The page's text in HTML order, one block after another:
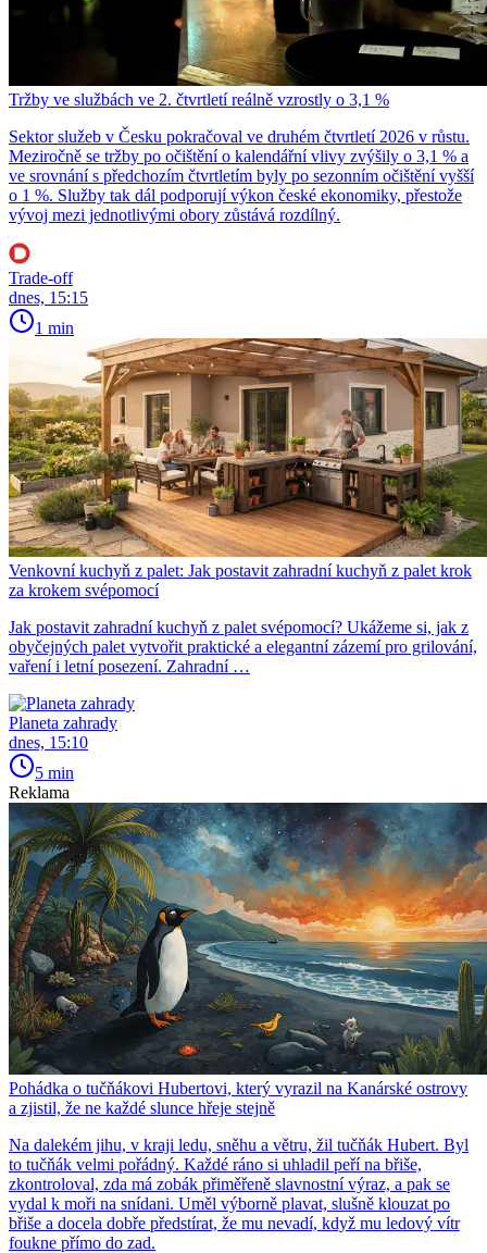
Tržby ve službách ve 2. čtvrtletí reálně vzrostly o 3,1 %
Sektor služeb v Česku pokračoval ve druhém čtvrtletí 2026 v růstu.
Meziročně se tržby po očištění o kalendářní vlivy zvýšily o 3,1 % a
ve srovnání s předchozím čtvrtletím byly po sezonním očištění vyšší
o 1 %. Služby tak dál podporují výkon české ekonomiky, přestože
vývoj mezi jednotlivými obory zůstává rozdílný.
Trade-off
dnes, 15:15
1 min
Venkovní kuchyň z palet: Jak postavit zahradní kuchyň z palet krok
za krokem svépomocí
Jak postavit zahradní kuchyň z palet svépomocí? Ukážeme si, jak z
obyčejných palet vytvořit praktické a elegantní zázemí pro grilování,
vaření i letní posezení. Zahradní …
Planeta zahrady
dnes, 15:10
5 min
Reklama
Pohádka o tučňákovi Hubertovi, který vyrazil na Kanárské ostrovy
a zjistil, že ne každé slunce hřeje stejně
Na dalekém jihu, v kraji ledu, sněhu a větru, žil tučňák Hubert. Byl
to tučňák velmi pořádný. Každé ráno si uhladil peří na břiše,
zkontroloval, zda má zobák přiměřeně slavnostní výraz, a pak se
vydal k moři na snídani. Uměl výborně plavat, slušně klouzat po
břiše a docela dobře předstírat, že mu nevadí, když mu ledový vítr
foukne přímo do zad.